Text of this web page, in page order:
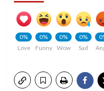
0%
Love
0%
Funny
0%
Wow
0%
Sad